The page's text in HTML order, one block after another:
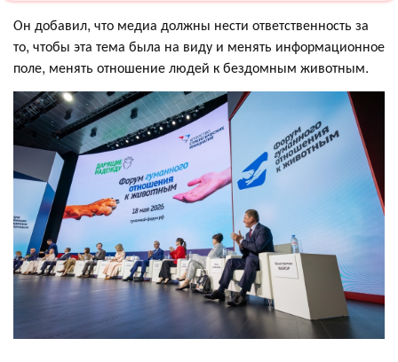
Он добавил, что медиа должны нести ответственность за
то, чтобы эта тема была на виду и менять информационное
поле, менять отношение людей к бездомным животным.